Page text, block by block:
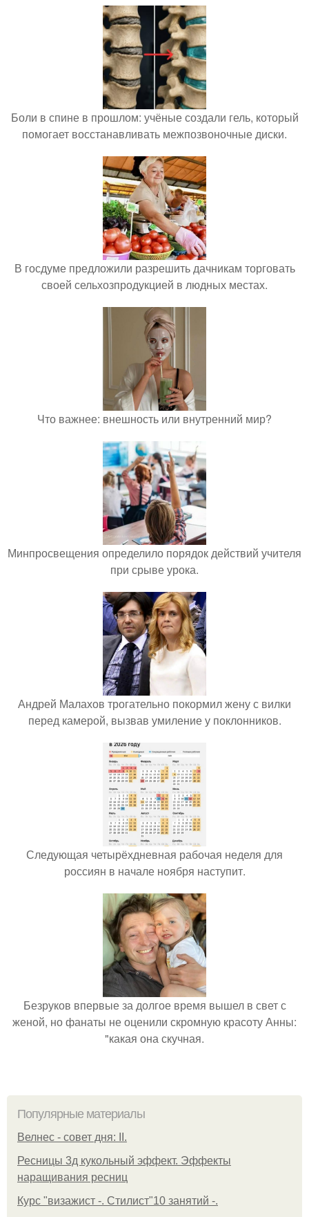
Боли в спине в прошлом: учёные создали гель, который
помогает восстанавливать межпозвоночные диски.
В госдуме предложили разрешить дачникам торговать
своей сельхозпродукцией в людных местах.
Что важнее: внешность или внутренний мир?
Минпросвещения определило порядок действий учителя
при срыве урока.
Андрей Малахов трогательно покормил жену с вилки
перед камерой, вызвав умиление у поклонников.
Следующая четырёхдневная рабочая неделя для
россиян в начале ноября наступит.
Безруков впервые за долгое время вышел в свет с
женой, но фанаты не оценили скромную красоту Анны:
"какая она скучная.
Популярные материалы
Велнес - совет дня: II.
Ресницы 3д кукольный эффект. Эффекты
наращивания ресниц
Курс "визажист -. Стилист"10 занятий -.